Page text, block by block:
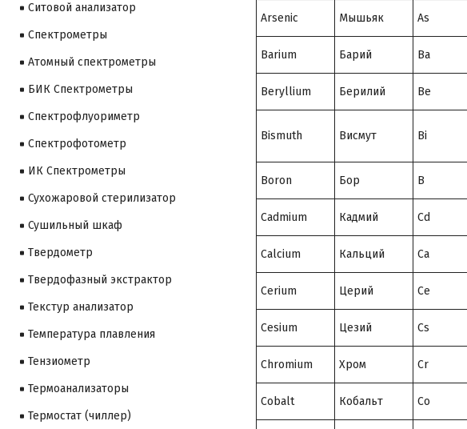
Arsenic Мышьяк As
Barium Барий Ba
Beryllium Берилий Be
Bismuth Висмут Bi
Boron Бор B
Cadmium Кадмий Cd
Calcium Кальций Ca
Cerium Церий Ce
Cesium Цезий Cs
Chromium Хром Cr
Cobalt Кобальт Co
Ситовой анализатор
Cпектрометры
Атомный спектрометры
БИК Спектрометры
Спектрофлуориметр
Спектрофотометр
ИК Спектрометры
Сухожаровой стерилизатор
Сушильный шкаф
Твердометр
Твердофазный экстрактор
Текстур анализатор
Температура плавления
Тензиометр
Термоанализаторы
Термостат (чиллер)